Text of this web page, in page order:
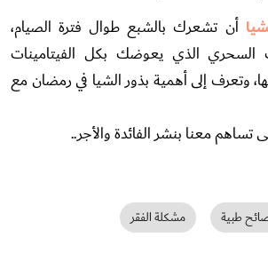
أن تشعرك بالشبع طوال فترة الصيام،
السحري الذي يعوضك بكل الفيتامينات
وتعرف إلى أهمية بذور الشيا في رمضان مع
معنا بنشر الفائدة والأجر..
طبية مشكلة الفقر